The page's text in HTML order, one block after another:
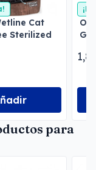
Cat
Sterilized
para